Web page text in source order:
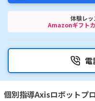
体験レ
Amazonギフト
電
個別指導Axisロボットプ